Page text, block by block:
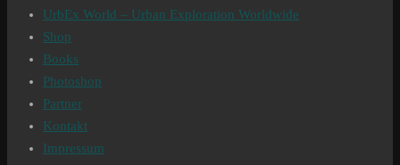
UrbEx World – Urban Exploration Worldwide
Shop
Books
Photoshop
Partner
Kontakt
Impressum